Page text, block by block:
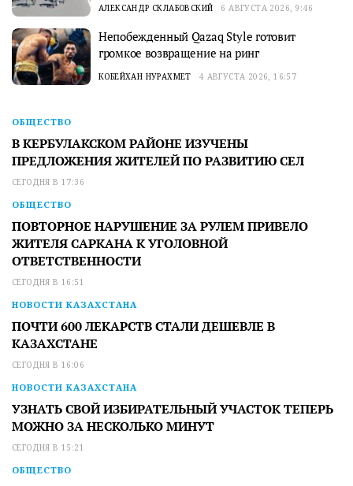
АЛЕКСАНДР СКЛАБОВСКИЙ 6 АВГУСТА 2026, 9:46
Непобежденный Qazaq Style готовит
громкое возвращение на ринг
КОБЕЙХАН НУРАХМЕТ 4 АВГУСТА 2026, 16:57
ОБЩЕСТВО
В КЕРБУЛАКСКОМ РАЙОНЕ ИЗУЧЕНЫ
ПРЕДЛОЖЕНИЯ ЖИТЕЛЕЙ ПО РАЗВИТИЮ СЕЛ
СЕГОДНЯ В 17:36
ОБЩЕСТВО
ПОВТОРНОЕ НАРУШЕНИЕ ЗА РУЛЕМ ПРИВЕЛО
ЖИТЕЛЯ САРКАНА К УГОЛОВНОЙ
ОТВЕТСТВЕННОСТИ
СЕГОДНЯ В 16:51
НОВОСТИ КАЗАХСТАНА
ПОЧТИ 600 ЛЕКАРСТВ СТАЛИ ДЕШЕВЛЕ В
КАЗАХСТАНЕ
СЕГОДНЯ В 16:06
НОВОСТИ КАЗАХСТАНА
УЗНАТЬ СВОЙ ИЗБИРАТЕЛЬНЫЙ УЧАСТОК ТЕПЕРЬ
МОЖНО ЗА НЕСКОЛЬКО МИНУТ
СЕГОДНЯ В 15:21
ОБЩЕСТВО